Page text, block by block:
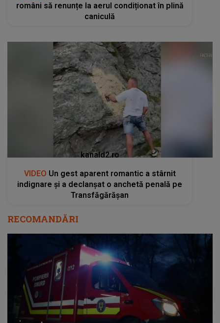
români să renunțe la aerul condiționat în plină
caniculă
kanald2.ro
VIDEO Un gest aparent romantic a stârnit
indignare și a declanșat o anchetă penală pe
Transfăgărășan
RECOMANDĂRI